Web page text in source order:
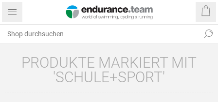
PRODUKTE MARKIERT MIT
'SCHULE+SPORT'